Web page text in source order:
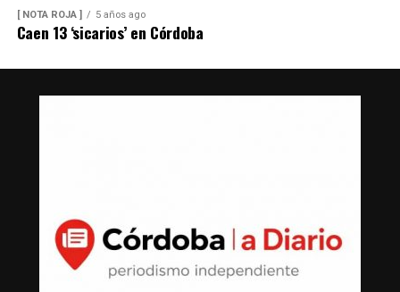
[ NOTA ROJA ] 5 años ago
Caen 13 ‘sicarios’ en Córdoba